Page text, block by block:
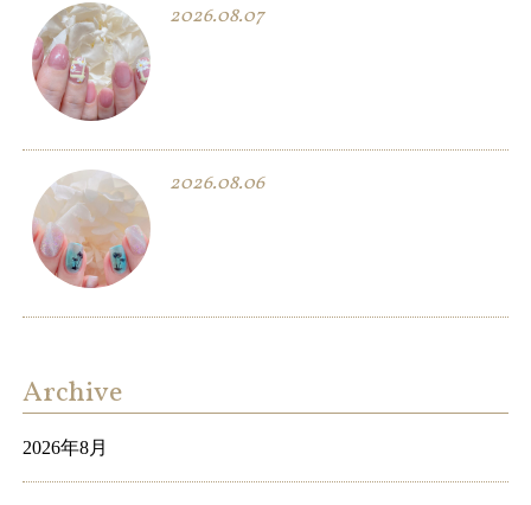
2026.08.07
2026.08.06
Archive
2026年8月